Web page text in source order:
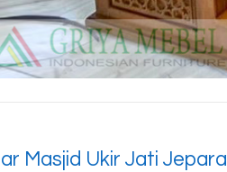
Masjid Ukir Jati Jepara